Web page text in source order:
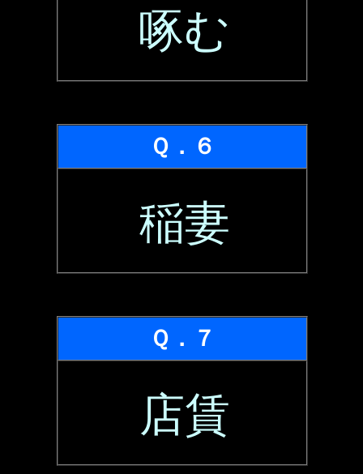
啄む
Ｑ．６
稲妻
Ｑ．７
店賃